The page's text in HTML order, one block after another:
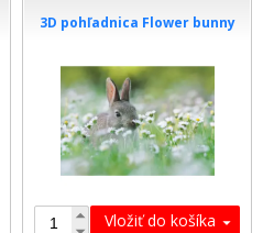
3D pohľadnica Flower bunny
Vložiť do košíka